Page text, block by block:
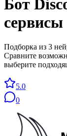
Бот
сервисы
Подборка из 3
Сравните
выберите
5.0
0